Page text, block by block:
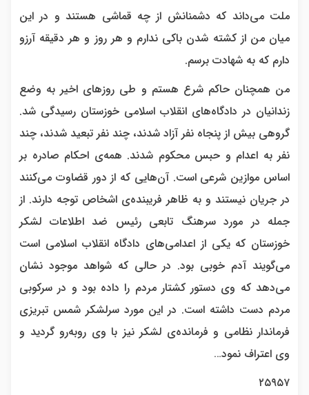
ملت می‌داند که دشمنانش از چه قماشی هستند و در این
میان من از کشته شدن باکی ندارم و هر روز و هر دقیقه آرزو
دارم که به شهادت برسم.
من همچنان حاکم شرع هستم و طی روزهای اخیر به وضع
زندانیان در دادگاه‌های انقلاب اسلامی خوزستان رسیدگی شد.
گروهی بیش از پنجاه نفر آزاد شدند، چند نفر تبعید شدند، چند
نفر به اعدام و حبس محکوم شدند. همه‌ی احکام صادره بر
اساس موازین شرعی است. آن‌هایی که از دور قضاوت می‌کنند
در جریان نیستند و به ظاهر فریبنده‌ی اشخاص توجه دارند. از
جمله در مورد سرهنگ تابعی رئیس ضد اطلاعات لشکر
خوزستان که یکی از اعدامی‌های دادگاه انقلاب اسلامی است
می‌گویند آدم خوبی بود. در حالی که شواهد موجود نشان
می‌دهد که وی دستور کشتار مردم را داده بود و در سرکوبی
مردم دست داشته است. در این مورد سرلشکر شمس تبریزی
فرماندار نظامی و فرمانده‌ی لشکر نیز با وی روبه‌رو گردید و
وی اعتراف نمود…
۲۵۹۵۷